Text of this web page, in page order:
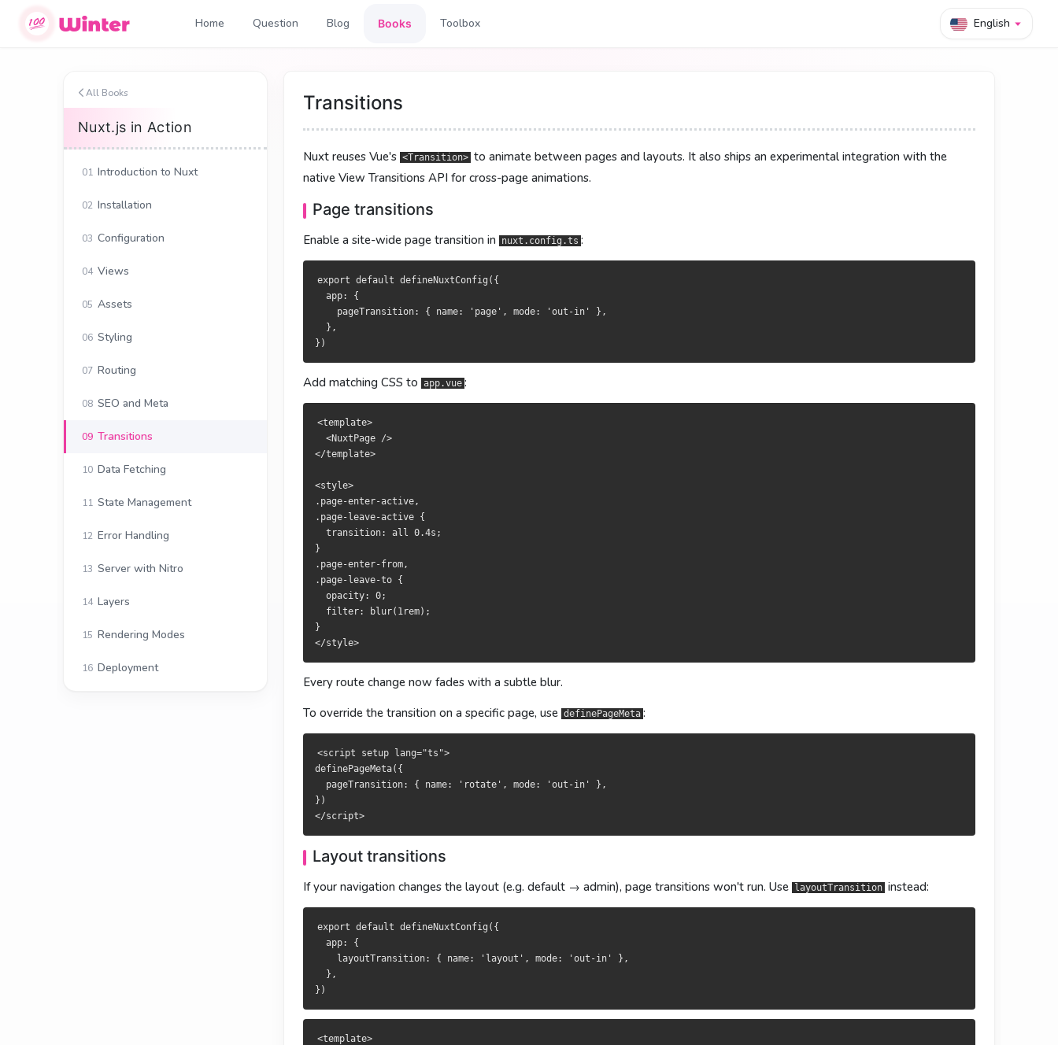
Home Question Blog Books Toolbox English
All Books
Nuxt.js in Action
01 Introduction to Nuxt
02 Installation
03 Configuration
04 Views
05 Assets
06 Styling
07 Routing
08 SEO and Meta
09 Transitions
10 Data Fetching
11 State Management
12 Error Handling
13 Server with Nitro
14 Layers
15 Rendering Modes
16 Deployment
动画。
nuxt.config.ts
export default defineNuxtConfig({
  app: {
    pageTransition: { name: 'page', mode: 'out-in' },
app.vue 里配 CSS：
<template>
  <NuxtPage />
</template>
.page-enter-active,
.page-leave-active {
  transition: all 0.4s;
.page-enter-from,
.page-leave-to {
  opacity: 0;
  filter: blur(1rem);
之后每次路由切换都会有淡入淡出 + 模糊效果。
<script setup lang="ts">
definePageMeta({
  pageTransition: { name: 'rotate', mode: 'out-in' },
布局过渡
如果路由导致布局变化（比如 default → admin），页面过渡不会触发，得用
export default defineNuxtConfig({
  app: {
    layoutTransition: { name: 'layout', mode: 'out-in' },
<template>
  <NuxtLayout>
畫。
nuxt.config.ts
export default defineNuxtConfig({
  app: {
    pageTransition: { name: 'page', mode: 'out-in' },
app.vue 設定 CSS：
<template>
  <NuxtPage />
</template>
.page-enter-active,
.page-leave-active {
  transition: all 0.4s;
.page-enter-from,
.page-leave-to {
  opacity: 0;
  filter: blur(1rem);
此後每次路由切換皆會有淡入淡出 + 模糊效果。
<script setup lang="ts">
definePageMeta({
  pageTransition: { name: 'rotate', mode: 'out-in' },
佈局過渡
若路由導致佈局變更（例如 default → admin），頁面過渡不會觸發，需改用
export default defineNuxtConfig({
  app: {
    layoutTransition: { name: 'layout', mode: 'out-in' },
<template>
  <NuxtLayout>
Transitions
Nuxt reuses Vue's <Transition> to animate between pages and layouts. It also ships an experimental integration with the
native View Transitions API for cross-page animations.
Page transitions
Enable a site-wide page transition in nuxt.config.ts :
export default defineNuxtConfig({
  app: {
    pageTransition: { name: 'page', mode: 'out-in' },
  },
Add matching CSS to app.vue :
<template>
  <NuxtPage />
</template>
<style>
.page-enter-active,
.page-leave-active {
  transition: all 0.4s;
}
.page-enter-from,
.page-leave-to {
  opacity: 0;
  filter: blur(1rem);
}
Every route change now fades with a subtle blur.
To override the transition on a specific page, use definePageMeta :
<script setup lang="ts">
definePageMeta({
  pageTransition: { name: 'rotate', mode: 'out-in' },
})
Layout transitions
If your navigation changes the layout (e.g. default → admin), page transitions won't run. Use layoutTransition instead:
export default defineNuxtConfig({
  app: {
    layoutTransition: { name: 'layout', mode: 'out-in' },
  },
<template>